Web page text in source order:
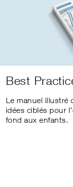
Best
Le manuel illustré
idées ciblés pour
fond aux enfants.
Ce
produit
plusieurs
variations.
Les